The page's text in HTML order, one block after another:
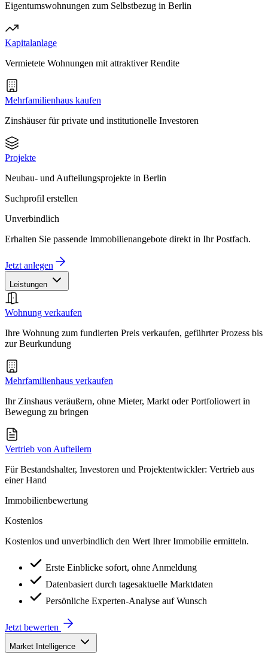
Eigentumswohnungen zum Selbstbezug in Berlin
Kapitalanlage
Vermietete Wohnungen mit attraktiver Rendite
Mehrfamilienhaus kaufen
Zinshäuser für private und institutionelle Investoren
Projekte
Neubau- und Aufteilungsprojekte in Berlin
Suchprofil erstellen
Unverbindlich
Erhalten Sie passende Immobilienangebote direkt in Ihr Postfach.
Jetzt anlegen
Leistungen
Wohnung verkaufen
Ihre Wohnung zum fundierten Preis verkaufen, geführter Prozess bis
zur Beurkundung
Mehrfamilienhaus verkaufen
Ihr Zinshaus veräußern, ohne Mieter, Markt oder Portfoliowert in
Bewegung zu bringen
Vertrieb von Aufteilern
Für Bestandshalter, Investoren und Projektentwickler: Vertrieb aus
einer Hand
Immobilienbewertung
Kostenlos
Kostenlos und unverbindlich den Wert Ihrer Immobilie ermitteln.
Erste Einblicke sofort, ohne Anmeldung
Datenbasiert durch tagesaktuelle Marktdaten
Persönliche Experten-Analyse auf Wunsch
Jetzt bewerten
Market Intelligence